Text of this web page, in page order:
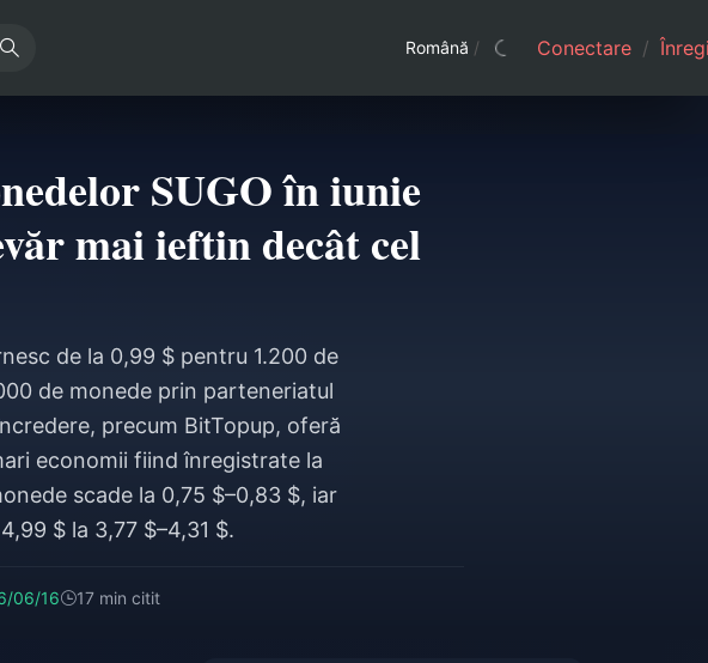
Română / Conectare /
SUGO în iunie
mai ieftin decât cel
de la 0,99 $ pentru 1.200 de
de monede prin parteneriatul
precum BitTopup, oferă
economii fiind înregistrate la
scade la 0,75 $–0,83 $, iar
$ la 3,77 $–4,31 $.
06/16 17 min citit